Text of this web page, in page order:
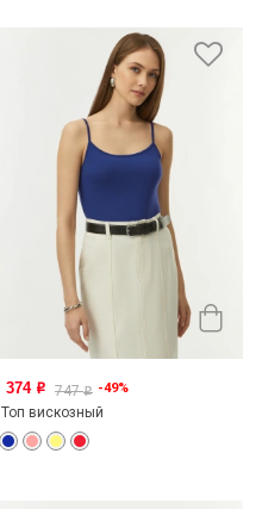
374 o 747o -49%
Топ вискозный